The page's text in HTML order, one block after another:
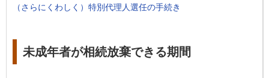
（さらにくわしく）特別代理人選任の手続き
未成年者が相続放棄できる期間